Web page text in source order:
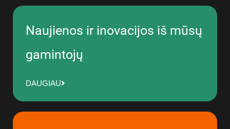
Naujienos ir inovacijos iš mūsų
gamintojų
DAUGIAU